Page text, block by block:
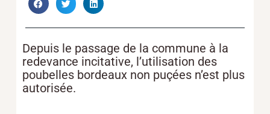
Depuis le passage de la commune à la
redevance incitative, l’utilisation des
poubelles bordeaux non puçées n’est plus
autorisée.